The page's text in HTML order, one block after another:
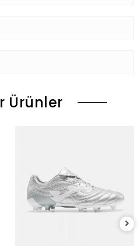
Ürünler